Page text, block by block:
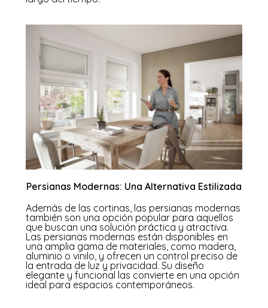
Persianas Modernas: Una Alternativa Estilizada
Además de las cortinas, las persianas modernas
también son una opción popular para aquellos
que buscan una solución práctica y atractiva.
Las persianas modernas están disponibles en
una amplia gama de materiales, como madera,
aluminio o vinilo, y ofrecen un control preciso de
la entrada de luz y privacidad. Su diseño
elegante y funcional las convierte en una opción
ideal para espacios contemporáneos.